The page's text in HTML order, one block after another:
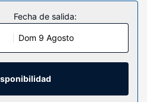
casa en cualquiera de las 53
frigorífico y
con los tuyos gracias a la
privado con ducha y bañera
artículos de higiene personal
Entre las comodidades, se
y tetera y teléfono.
Fecha de salida:
Dom 9 Agosto